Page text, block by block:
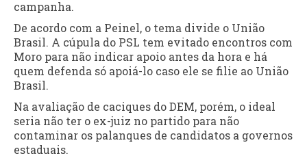
campanha.
De acordo com a Peinel, o tema divide o União
Brasil. A cúpula do PSL tem evitado encontros com
Moro para não indicar apoio antes da hora e há
quem defenda só apoiá-lo caso ele se filie ao União
Brasil.
Na avaliação de caciques do DEM, porém, o ideal
seria não ter o ex-juiz no partido para não
contaminar os palanques de candidatos a governos
estaduais.